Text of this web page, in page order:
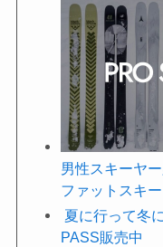
男性スキーヤ
ファットスキー
夏に行って冬
PASS販売中